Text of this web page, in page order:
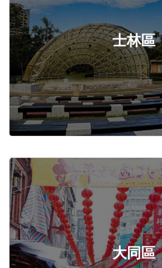
士林區
大同區